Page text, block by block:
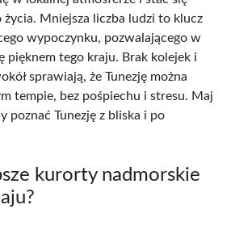
życia. Mniejsza liczba ludzi to klucz
wypoczynku, pozwalającego w
pięknem tego kraju. Brak kolejek i
sprawiają, że Tunezję można
tempie, bez pośpiechu i stresu. Maj
poznać Tunezję z bliska i po
kurorty nadmorskie